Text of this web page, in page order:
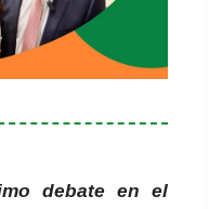
debate en el